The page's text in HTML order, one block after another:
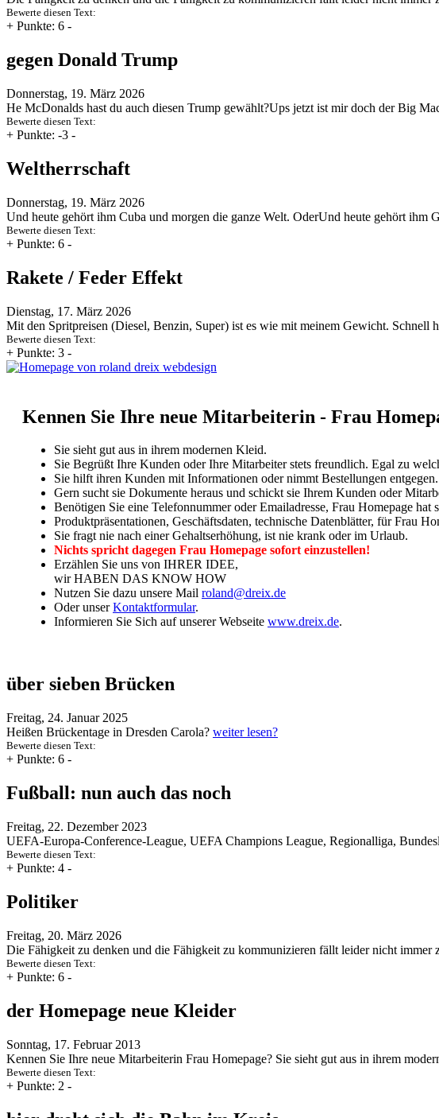
Bewerte diesen Text:
+ Punkte: 6 -
gegen Donald Trump
Donnerstag, 19. März 2026
He McDonalds hast du auch diesen Trump gewählt?Ups jetzt ist mir doch der Big
Bewerte diesen Text:
+ Punkte: -3 -
Weltherrschaft
Donnerstag, 19. März 2026
Und heute gehört ihm Cuba und morgen die ganze Welt. OderUnd heute gehört ihm
Bewerte diesen Text:
+ Punkte: 6 -
Rakete / Feder Effekt
Dienstag, 17. März 2026
Mit den Spritpreisen (Diesel, Benzin, Super) ist es wie mit meinem Gewicht. Schnell
Bewerte diesen Text:
+ Punkte: 3 -
Kennen Sie Ihre neue Mitarbeiterin - Frau
Sie sieht gut aus in ihrem modernen Kleid.
Sie Begrüßt Ihre Kunden oder Ihre Mitarbeiter stets freundlich. Egal zu
Sie hilft ihren Kunden mit Informationen oder nimmt Bestellungen entgegen.
Gern sucht sie Dokumente heraus und schickt sie Ihrem Kunden oder
Benötigen Sie eine Telefonnummer oder Emailadresse, Frau Homepage hat
Produktpräsentationen, Geschäftsdaten, technische Datenblätter, für Frau
Sie fragt nie nach einer Gehaltserhöhung, ist nie krank oder im Urlaub.
Nichts spricht dagegen Frau Homepage sofort einzustellen!
Erzählen Sie uns von IHRER IDEE,
wir HABEN DAS KNOW HOW
Nutzen Sie dazu unsere Mail roland@dreix.de
Oder unserKontaktformular.
Informieren Sie Sich auf unserer Webseite www.dreix.de.
über sieben Brücken
Freitag, 24. Januar 2025
Heißen Brückentage in Dresden Carola? weiter lesen?
Bewerte diesen Text:
+ Punkte: 6 -
Fußball: nun auch das noch
Freitag, 22. Dezember 2023
UEFA-Europa-Conference-League, UEFA Champions League, Regionalliga,
Bewerte diesen Text:
+ Punkte: 4 -
Politiker
Freitag, 20. März 2026
Die Fähigkeit zu denken und die Fähigkeit zu kommunizieren fällt leider nicht immer
Bewerte diesen Text:
+ Punkte: 6 -
der Homepage neue Kleider
Sonntag, 17. Februar 2013
Kennen Sie Ihre neue Mitarbeiterin Frau Homepage? Sie sieht gut aus in ihrem
Bewerte diesen Text:
+ Punkte: 2 -